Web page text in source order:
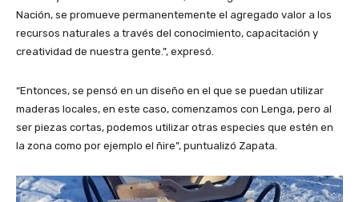
Nación, se promueve permanentemente el agregado valor a los
recursos naturales a través del conocimiento, capacitación y
creatividad de nuestra gente.”, expresó.
“Entonces, se pensó en un diseño en el que se puedan utilizar
maderas locales, en este caso, comenzamos con Lenga, pero al
ser piezas cortas, podemos utilizar otras especies que estén en
la zona como por ejemplo el ñire”, puntualizó Zapata.